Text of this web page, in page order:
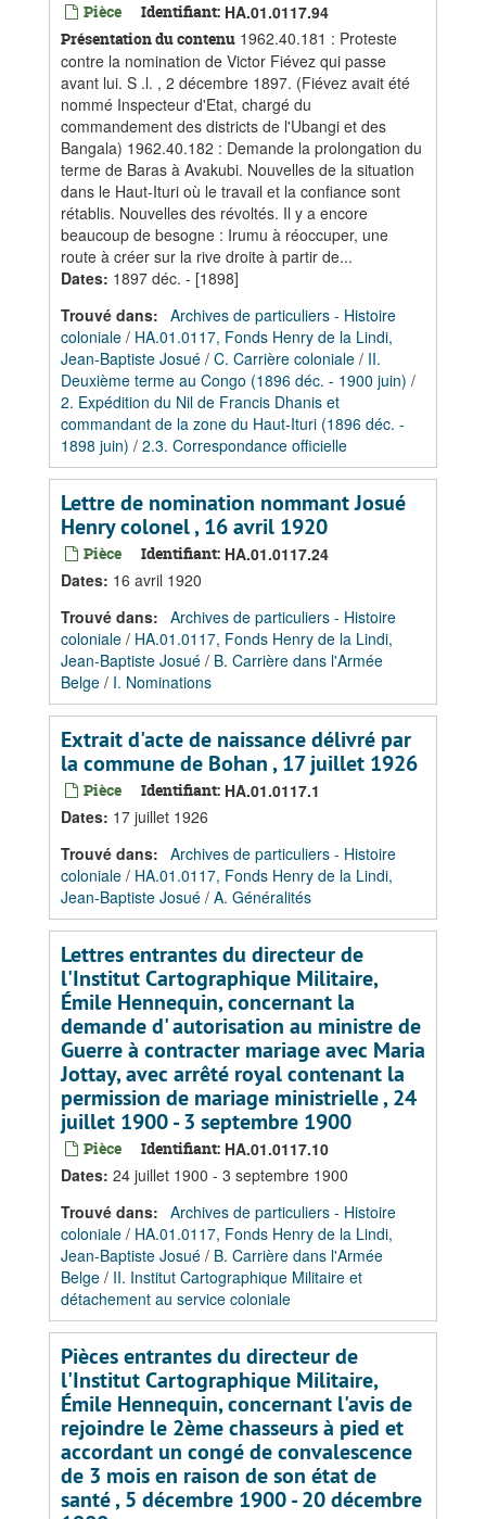
Pièce Identifiant: HA.01.0117.94
Présentation du contenu 1962.40.181 : Proteste
contre la nomination de Victor Fiévez qui passe
avant lui. S .l. , 2 décembre 1897. (Fiévez avait été
nommé Inspecteur d'Etat, chargé du
commandement des districts de l'Ubangi et des
Bangala) 1962.40.182 : Demande la prolongation du
terme de Baras à Avakubi. Nouvelles de la situation
dans le Haut-Ituri où le travail et la confiance sont
rétablis. Nouvelles des révoltés. Il y a encore
beaucoup de besogne : Irumu à réoccuper, une
route à créer sur la rive droite à partir de...
Dates: 1897 déc. - [1898]
Trouvé dans: Archives de particuliers - Histoire
coloniale / HA.01.0117, Fonds Henry de la Lindi,
Jean-Baptiste Josué / C. Carrière coloniale / II.
Deuxième terme au Congo (1896 déc. - 1900 juin) /
2. Expédition du Nil de Francis Dhanis et
commandant de la zone du Haut-Ituri (1896 déc. -
1898 juin) / 2.3. Correspondance officielle
Lettre de nomination nommant Josué
Henry colonel , 16 avril 1920
Pièce Identifiant: HA.01.0117.24
Dates: 16 avril 1920
Trouvé dans: Archives de particuliers - Histoire
coloniale / HA.01.0117, Fonds Henry de la Lindi,
Jean-Baptiste Josué / B. Carrière dans l'Armée
Belge / I. Nominations
Extrait d'acte de naissance délivré par
la commune de Bohan , 17 juillet 1926
Pièce Identifiant: HA.01.0117.1
Dates: 17 juillet 1926
Trouvé dans: Archives de particuliers - Histoire
coloniale / HA.01.0117, Fonds Henry de la Lindi,
Jean-Baptiste Josué / A. Généralités
Lettres entrantes du directeur de
l'Institut Cartographique Militaire,
Émile Hennequin, concernant la
demande d' autorisation au ministre de
Guerre à contracter mariage avec Maria
Jottay, avec arrêté royal contenant la
permission de mariage ministrielle , 24
juillet 1900 - 3 septembre 1900
Pièce Identifiant: HA.01.0117.10
Dates: 24 juillet 1900 - 3 septembre 1900
Trouvé dans: Archives de particuliers - Histoire
coloniale / HA.01.0117, Fonds Henry de la Lindi,
Jean-Baptiste Josué / B. Carrière dans l'Armée
Belge / II. Institut Cartographique Militaire et
détachement au service coloniale
Pièces entrantes du directeur de
l'Institut Cartographique Militaire,
Émile Hennequin, concernant l'avis de
rejoindre le 2ème chasseurs à pied et
accordant un congé de convalescence
de 3 mois en raison de son état de
santé , 5 décembre 1900 - 20 décembre